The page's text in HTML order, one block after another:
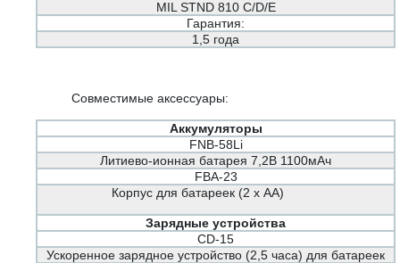
MIL STND 810 C/D/E
Гарантия:
1,5 года
Совместимые аксессуары:
Аккумуляторы
FNB-58Li
Литиево-ионная батарея 7,2В 1100мАч
FBA-23
Корпус для батареек (2 х АА)
Зарядные устройства
CD-15
Ускоренное зарядное устройство (2,5 часа) для батареек